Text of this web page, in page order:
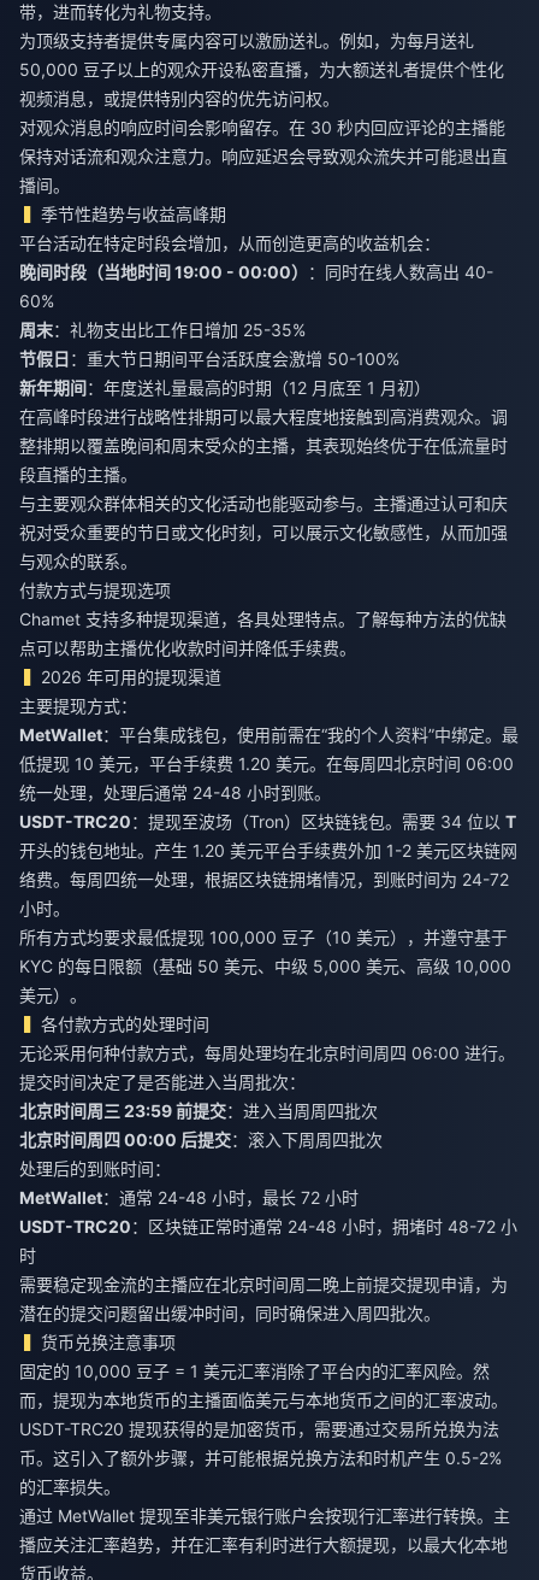
带，进而转化为礼物支持。
为顶级支持者提供专属内容可以激励送礼。例如，为每月送礼
50,000 豆子以上的观众开设私密直播，为大额送礼者提供个性化
视频消息，或提供特别内容的优先访问权。
对观众消息的响应时间会影响留存。在 30 秒内回应评论的主播能
保持对话流和观众注意力。响应延迟会导致观众流失并可能退出直
播间。
季节性趋势与收益高峰期
平台活动在特定时段会增加，从而创造更高的收益机会：
晚间时段（当地时间 19:00 - 00:00）
：同时在线人数高出 40-
60%
周末：礼物支出比工作日增加 25-35%
节假日 ：重大节日期间平台活跃度会激增 50-100%
新年期间：年度送礼量最高的时期（12 月底至 1 月初）
在高峰时段进行战略性排期可以最大程度地接触到高消费观众。调
整排期以覆盖晚间和周末受众的主播，其表现始终优于在低流量时
段直播的主播。
与主要观众群体相关的文化活动也能驱动参与。主播通过认可和庆
祝对受众重要的节日或文化时刻，可以展示文化敏感性，从而加强
与观众的联系。
付款方式与提现选项
Chamet 支持多种提现渠道，各具处理特点。了解每种方法的优缺
点可以帮助主播优化收款时间并降低手续费。
2026 年可用的提现渠道
主要提现方式：
MetWallet：平台集成钱包，使用前需在“我的个人资料”中绑定。最
低提现 10 美元，平台手续费 1.20 美元。在每周四北京时间 06:00
统一处理，处理后通常 24-48 小时到账。
USDT-TRC20：提现至波场（Tron）区块链钱包。需要 34 位以 T
开头的钱包地址。产生 1.20 美元平台手续费外加 1-2 美元区块链网
络费。每周四统一处理，根据区块链拥堵情况，到账时间为 24-72
小时。
所有方式均要求最低提现 100,000 豆子（10 美元），并遵守基于
KYC 的每日限额（基础 50 美元、中级 5,000 美元、高级 10,000
美元）。
各付款方式的处理时间
无论采用何种付款方式，每周处理均在北京时间周四 06:00 进行。
提交时间决定了是否能进入当周批次：
北京时间周三 23:59 前提交：进入当周周四批次
北京时间周四 00:00 后提交：滚入下周周四批次
处理后的到账时间：
MetWallet：通常 24-48 小时，最长 72 小时
USDT-TRC20：区块链正常时通常 24-48 小时，拥堵时 48-72 小
时
需要稳定现金流的主播应在北京时间周二晚上前提交提现申请，为
潜在的提交问题留出缓冲时间，同时确保进入周四批次。
货币兑换注意事项
固定的 10,000 豆子 = 1 美元汇率消除了平台内的汇率风险。然
而，提现为本地货币的主播面临美元与本地货币之间的汇率波动。
USDT-TRC20 提现获得的是加密货币，需要通过交易所兑换为法
币。这引入了额外步骤，并可能根据兑换方法和时机产生 0.5-2%
的汇率损失。
通过 MetWallet 提现至非美元银行账户会按现行汇率进行转换。主
播应关注汇率趋势，并在汇率有利时进行大额提现，以最大化本地
货币收益。